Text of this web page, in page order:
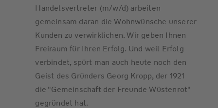
Handelsvertreter (m/w/d) arbeiten
gemeinsam daran die Wohnwünsche unserer
Kunden zu verwirklichen. Wir geben Ihnen
Freiraum für Ihren Erfolg. Und weil Erfolg
verbindet, spürt man auch heute noch den
Geist des Gründers Georg Kropp, der 1921
die "Gemeinschaft der Freunde Wüstenrot"
gegründet hat.